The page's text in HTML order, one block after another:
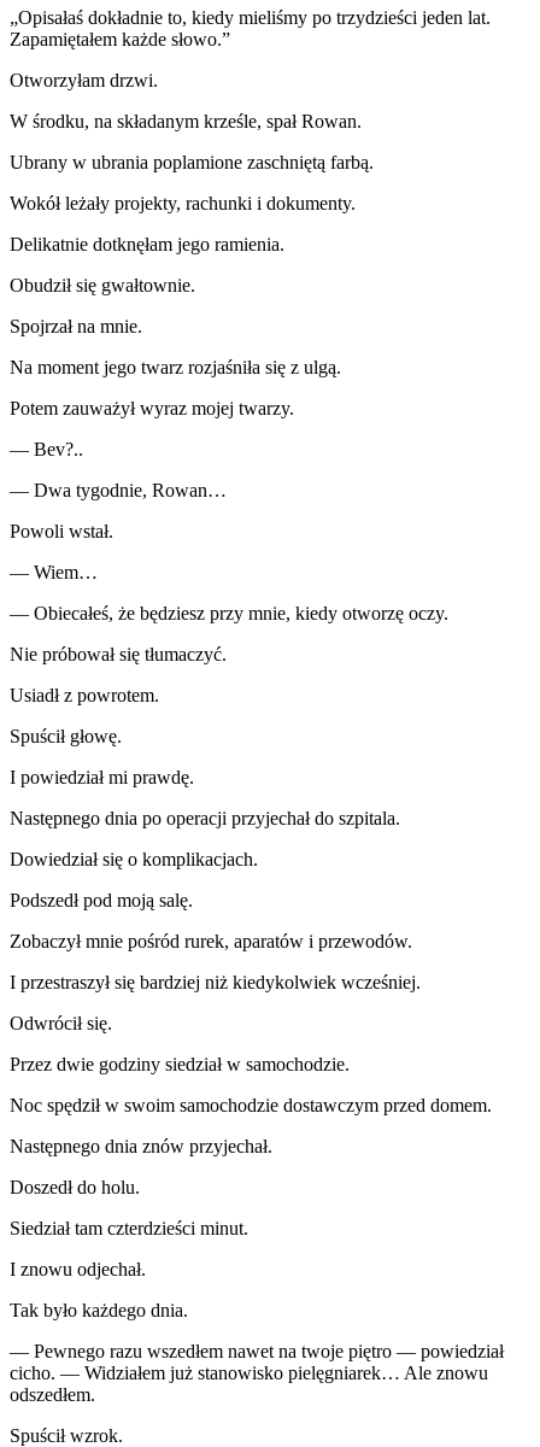
„Opisałaś dokładnie to, kiedy mieliśmy po trzydzieści jeden lat.
Zapamiętałem każde słowo.”
Otworzyłam drzwi.
W środku, na składanym krześle, spał Rowan.
Ubrany w ubrania poplamione zaschniętą farbą.
Wokół leżały projekty, rachunki i dokumenty.
Delikatnie dotknęłam jego ramienia.
Obudził się gwałtownie.
Spojrzał na mnie.
Na moment jego twarz rozjaśniła się z ulgą.
Potem zauważył wyraz mojej twarzy.
— Bev?..
— Dwa tygodnie, Rowan…
Powoli wstał.
— Wiem…
— Obiecałeś, że będziesz przy mnie, kiedy otworzę oczy.
Nie próbował się tłumaczyć.
Usiadł z powrotem.
Spuścił głowę.
I powiedział mi prawdę.
Następnego dnia po operacji przyjechał do szpitala.
Dowiedział się o komplikacjach.
Podszedł pod moją salę.
Zobaczył mnie pośród rurek, aparatów i przewodów.
I przestraszył się bardziej niż kiedykolwiek wcześniej.
Odwrócił się.
Przez dwie godziny siedział w samochodzie.
Noc spędził w swoim samochodzie dostawczym przed domem.
Następnego dnia znów przyjechał.
Doszedł do holu.
Siedział tam czterdzieści minut.
I znowu odjechał.
Tak było każdego dnia.
— Pewnego razu wszedłem nawet na twoje piętro — powiedział
cicho. — Widziałem już stanowisko pielęgniarek… Ale znowu
odszedłem.
Spuścił wzrok.